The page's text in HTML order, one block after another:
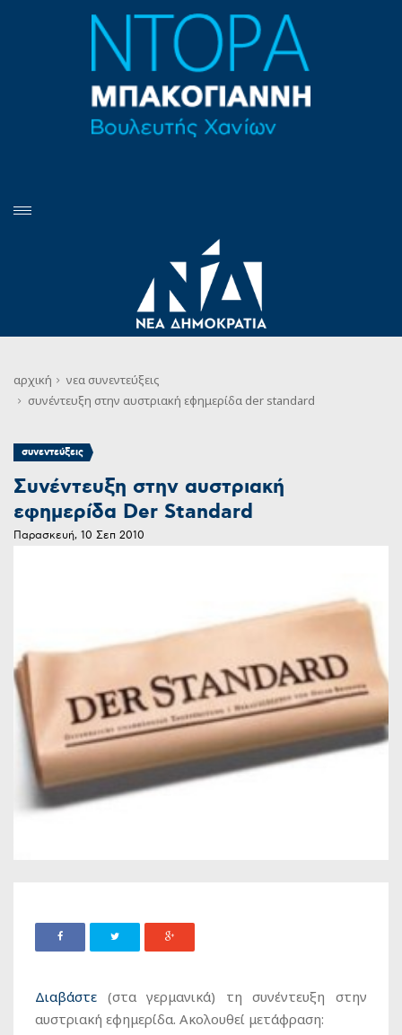
αρχική νεα συνεντεύξεις
συνέντευξη στην αυστριακή εφημερίδα der standard
συνεντεύξεις
Συνέντευξη στην αυστριακή
εφημερίδα Der Standard
Παρασκευή, 10 Σεπ 2010
Διαβάστε (στα γερμανικά) τη συνέντευξη στην
αυστριακή εφημερίδα. Ακολουθεί μετάφραση: